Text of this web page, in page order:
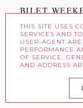
BILET
cena 23 zł/
BILET 2+2 i
cena 19 zł/
BILET
cena 15 zł/
Dzieci do 95
THIS SITE USES
SERVICES AND
USER-AGENT
PERFORMANCE
OF SERVICE,
AND ADDRESS